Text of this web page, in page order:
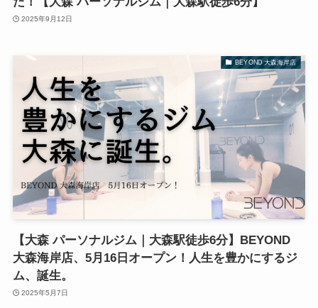
2025年9月12日
BEYOND 大森海岸店
【大森 パーソナルジム｜大森駅徒歩6分】BEYOND
大森海岸店、5月16日オープン！人生を豊かにするジ
ム、誕生。
2025年5月7日